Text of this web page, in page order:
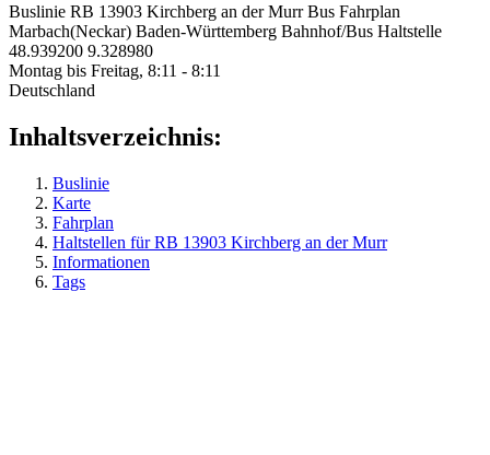
Buslinie RB 13903 Kirchberg an der Murr Bus Fahrplan
Marbach(Neckar) Baden-Württemberg Bahnhof/Bus Haltstelle
48.939200 9.328980
Montag bis Freitag, 8:11 - 8:11
Deutschland
Inhaltsverzeichnis:
Buslinie
Karte
Fahrplan
Haltstellen für RB 13903 Kirchberg an der Murr
Informationen
Tags